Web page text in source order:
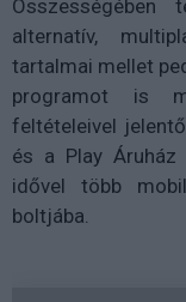
alternatív,
tartalmai mellet
programot is
feltételeivel
és a Play Áruház
idővel több
boltjába.